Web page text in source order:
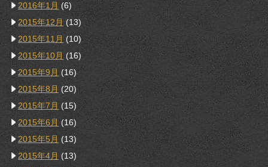
2016年1月 (6)
2015年12月 (13)
2015年11月 (10)
2015年10月 (16)
2015年9月 (16)
2015年8月 (20)
2015年7月 (15)
2015年6月 (16)
2015年5月 (13)
2015年4月 (13)